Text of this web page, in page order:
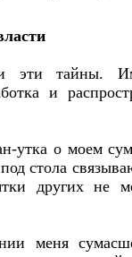
эти тайны.
и
утка о моем
стола
других не
меня